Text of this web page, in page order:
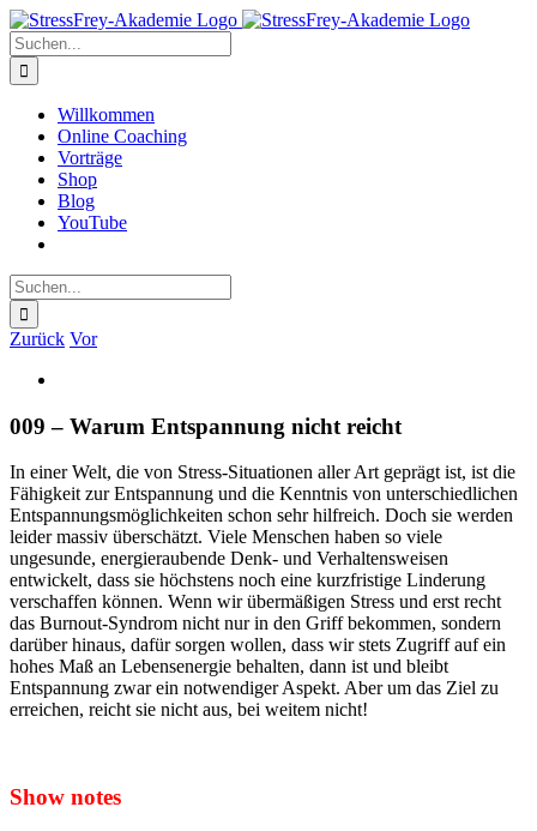
Zum
Inhalt
springen
Suche
nach:
Willkommen
Online Coaching
Vorträge
Shop
Blog
YouTube
Suche
nach:
Zurück Vor
Bild
009 – Warum Entspannung nicht reicht
In einer Welt, die von Stress-Situationen aller Art geprägt ist, ist die
Fähigkeit zur Entspannung und die Kenntnis von unterschiedlichen
Entspannungsmöglichkeiten schon sehr hilfreich. Doch sie werden
leider massiv überschätzt. Viele Menschen haben so viele
ungesunde, energieraubende Denk- und Verhaltensweisen
entwickelt, dass sie höchstens noch eine kurzfristige Linderung
verschaffen können. Wenn wir übermäßigen Stress und erst recht
das Burnout-Syndrom nicht nur in den Griff bekommen, sondern
darüber hinaus, dafür sorgen wollen, dass wir stets Zugriff auf ein
hohes Maß an Lebensenergie behalten, dann ist und bleibt
Entspannung zwar ein notwendiger Aspekt. Aber um das Ziel zu
erreichen, reicht sie nicht aus, bei weitem nicht!
Show notes